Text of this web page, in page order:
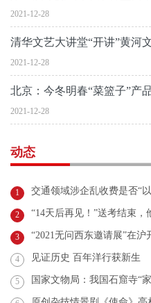
2021-12-28
清华文艺大讲堂“开讲”黄河
2021-12-28
北京：今冬明春“菜篮子”产
2021-12-28
动态
1 交通领域涉企乱收费是否“
2 “14天后再见！”送考结束，
3 “2021无问西东邀请展”在沪
4 见证历史 百年洋行获新生
5 国家文物局：我国石窟寺“